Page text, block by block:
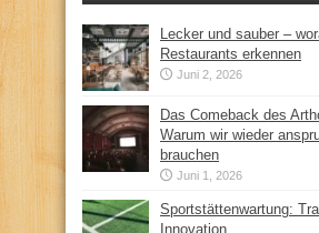
Lecker und sauber –
Restaurants erkennen
Juni 2, 2026
Das Comeback des
Warum wir wieder
brauchen
Juni 1, 2026
Sportstättenwartung:
Innovation